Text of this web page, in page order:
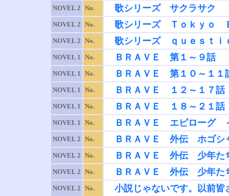
NOVEL 2 No. 歌シリーズ サクラサク
NOVEL 2 No. 歌シリーズ Ｔｏｋｙｏ
NOVEL 2 No. 歌シリーズ ｑｕｅｓｔ
NOVEL 1 No. ＢＲＡＶＥ 第１～９話
NOVEL 1 No. ＢＲＡＶＥ 第１０～１１
NOVEL 1 No. ＢＲＡＶＥ １２～１７話
NOVEL 1 No. ＢＲＡＶＥ １８～２１話
NOVEL 1 No. ＢＲＡＶＥ エピローグ
NOVEL 2 No. ＢＲＡＶＥ 外伝 ホゴシ
NOVEL 2 No. ＢＲＡＶＥ 外伝 少年た
NOVEL 2 No. ＢＲＡＶＥ 外伝 少年た
NOVEL 2 No. 小説じゃないです。以前